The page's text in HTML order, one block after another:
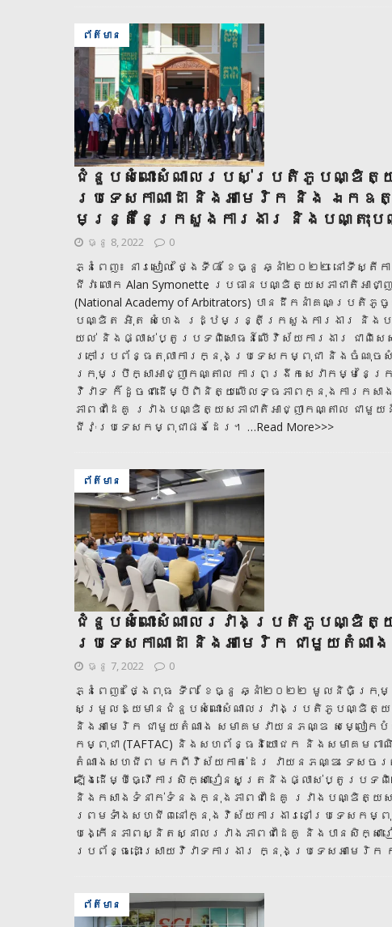
ព័ត៌មាន
ជំនួបសំណោះសំណាលរបស់ប្រតិភូបណ្ឌិត្យ
ប្រទេសកាណាដា និងអាមេរិក និង ឯ
មន្ត្រីនៃក្រសួងការងារ និងបណ្តុះប
ធ្នូ 8, 2022 0
ភ្នំពេញ៖ នារសៀល ថ្ងៃទី៨ ខែធ្នូ ឆ្នាំ២០២២ នៅទីស្
ជីវៈ លោក Alan Symonette ប្រធានបណ្ឌិត្យសភាជាតិអា
(National Academy of Arbitrators) បានដឹកនាំគណ
បណ្ឌិត អុិត សំហេង រដ្ឋមន្ត្រីក្រសួងការងារ និងប
យល់ និងផ្លាស់ប្តូរបទពិសោធន៍លើវិស័យការងារ ជាពិសេស
ក្រៅប្រព័ន្ធតុលាការក្នុងប្រទេសកម្ពុជា និងចំណុច
ក្រុមប្រឹក្សាអាជ្ញាកណ្តាល ការពង្រីកសេវាកម្មនៃក្
វិវាទ ក៏ដូចជាដើម្បីពិនិត្យលើលទ្ធភាពក្នុងការក
ភាពជាដៃគូ រវាងបណ្ឌិត្យសភាជាតិអាជ្ញាកណ្តាល ជ
ជីវៈប្រទេសកម្ពុជាផងដែរ។ …Read More>>>
ព័ត៌មាន
ជំនួបសំណោះសំណាលរវាងប្រតិភូបណ្ឌិត្យ
ប្រទេសកាណាដា និងអាមេរិក ជាមួយ
ធ្នូ 7, 2022 0
ភ្នំពេញ៖ ថ្ងៃពុធ ទី៧ ខែធ្នូ ឆ្នាំ២០២២ មូលនិធិក្រុម
សម្រួលឱ្យមានជំនួបសំណោះសំណាលរវាងប្រតិភូបណ្ឌិត្យសភ
និងអាមេរិក ជាមួយតំណាង សមាគមវាយនភណ្ឌ សម្លៀក
កម្ពុជា (TAFTAC) និងសហព័ន្ធនិយោជក និងសមាគមពា
តំណាងសហជីព មកពីវិស័យកាត់ដេរ វាយនភណ្ឌ ទេសច
ឡើងដើម្បីធ្វើការសិក្សារៀនសូត្រនិងផ្លាស់ប្តូរបទពិ
និងកសាងទំនាក់ទំនងក្នុងភាពជាដៃគូ រវាងបណ្ឌិត្យស
ព្រមទាំងសហជីពនៅក្នុងវិស័យការងារនៅប្រទេសកម្ពុជ
បង្កើនភាពស្និតស្នាលរវាងភាពជាដៃគូ និងបានសិ
ប្រព័ន្ធដោះស្រាយវិវាទការងារ ក្នុងប្រទេសអាមេរិក
ព័ត៌មាន